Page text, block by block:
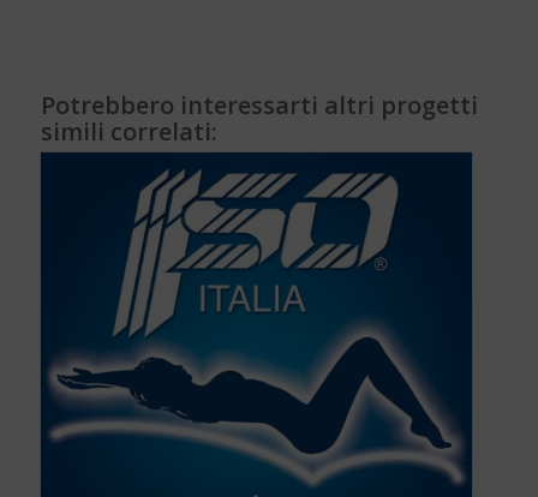
Potrebbero interessarti altri progetti
simili correlati: